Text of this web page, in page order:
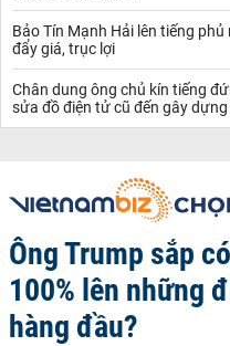
Bảo Tín Mạnh Hải lên tiếng
đẩy giá, trục lợi
Chân dung ông chủ kín tiếng
sửa đồ điện tử cũ đến gây
Ông Trump sắp
100% lên những
hàng đầu?